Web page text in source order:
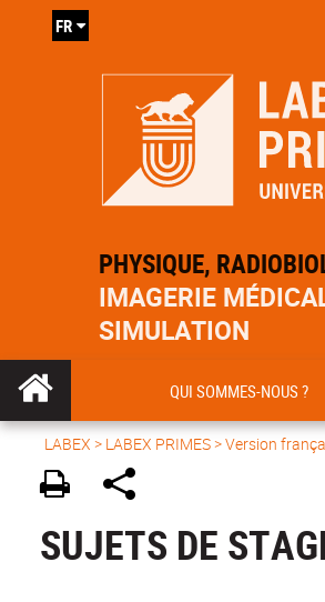
PHYSIQUE,
IMAGERIE
SIMULATION
FR
QUI SOMMES-NOUS ?
LABEX > LABEX PRIMES>Version
SUJETS DE